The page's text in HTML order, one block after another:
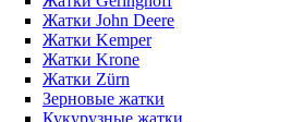
Жатки John Deere
Жатки Kemper
Жатки Krone
Жатки Zürn
Зерновые жатки
Кукурузные жатки